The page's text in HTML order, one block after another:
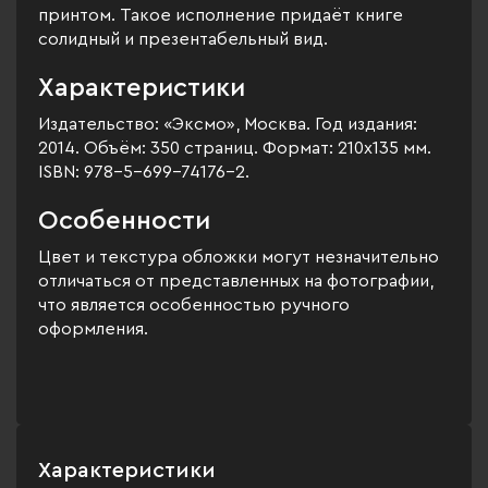
принтом. Такое исполнение придаёт книге
солидный и презентабельный вид.
Характеристики
Издательство: «Эксмо», Москва. Год издания:
2014. Объём: 350 страниц. Формат: 210х135 мм.
ISBN: 978-5-699-74176-2.
Особенности
Цвет и текстура обложки могут незначительно
отличаться от представленных на фотографии,
что является особенностью ручного
оформления.
Характеристики